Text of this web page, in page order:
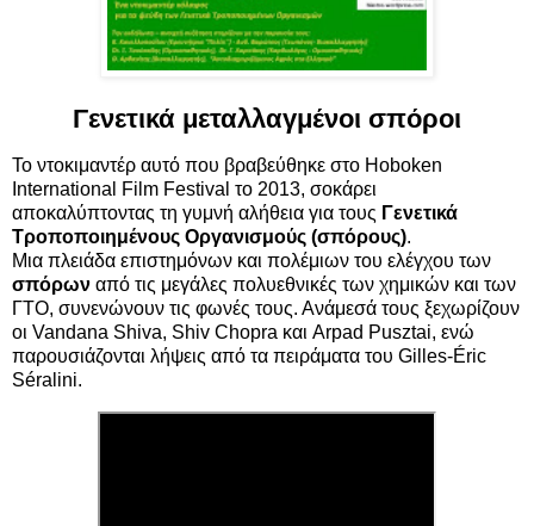
Γενετικά μεταλλαγμένοι σπόροι
Το ντοκιμαντέρ αυτό που βραβεύθηκε στο Hoboken
International Film Festival το 2013, σοκάρει
αποκαλύπτοντας τη γυμνή αλήθεια για τους Γενετικά
Τροποποιημένους Οργανισμούς (σπόρους).
Μια πλειάδα επιστημόνων και πολέμιων του ελέγχου των
σπόρων από τις μεγάλες πολυεθνικές των χημικών και των
ΓΤΟ, συνενώνουν τις φωνές τους. Ανάμεσά τους ξεχωρίζουν
οι Vandana Shiva, Shiv Chopra και Arpad Pusztai, ενώ
παρουσιάζονται λήψεις από τα πειράματα του Gilles-Éric
Séralini.